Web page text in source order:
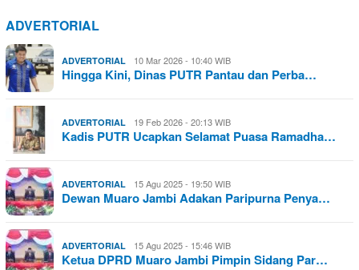
ADVERTORIAL
ADVERTORIAL 10 Mar 2026 - 10:40 WIB
Hingga Kini, Dinas PUTR Pantau dan Perba…
ADVERTORIAL 19 Feb 2026 - 20:13 WIB
Kadis PUTR Ucapkan Selamat Puasa Ramadha…
ADVERTORIAL 15 Agu 2025 - 19:50 WIB
Dewan Muaro Jambi Adakan Paripurna Penya…
ADVERTORIAL 15 Agu 2025 - 15:46 WIB
Ketua DPRD Muaro Jambi Pimpin Sidang Par…